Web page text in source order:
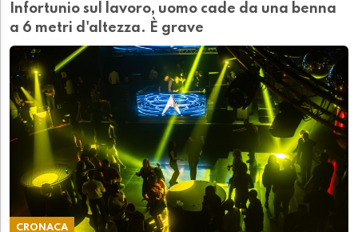
Infortunio sul lavoro, uomo cade da una benna
a 6 metri d'altezza. È grave
CRONACA